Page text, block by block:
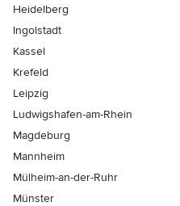
Heidelberg
Ingolstadt
Kassel
Krefeld
Leipzig
Ludwigshafen-am-Rhein
Magdeburg
Mannheim
Mülheim-an-der-Ruhr
Münster